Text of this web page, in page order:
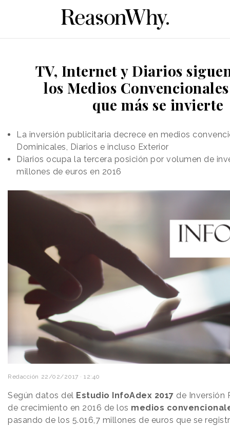
TV, Internet y Diarios
los Medios
que más se invierte
La inversión publicitaria decrece en medios
Dominicales, Diarios e incluso Exterior
Diarios ocupa la tercera posición por volumen de
millones de euros en 2016
Redacción 22/02/2017 · 12:40
Según datos del Estudio InfoAdex 2017 de Inversión
de crecimiento en 2016 de los medios
pasando de los 5.016,7 millones de euros que se